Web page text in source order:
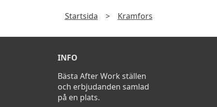
Startsida > Kramfors
INFO
Bästa After Work ställen
och erbjudanden samlad
på en plats.